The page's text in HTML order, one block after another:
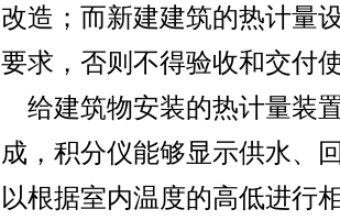
改造；而新建建筑的热计量
要求，否则不得验收和交付
给建筑物安装的热计量装
成，积分仪能够显示供水、
以根据室内温度的高低进行